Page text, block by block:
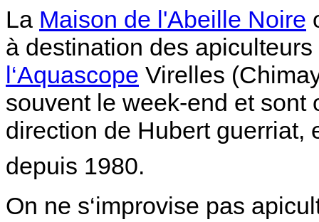
La Maison de l'Abeille Noire
à destination des
l‘Aquascope Virelles
souvent le week-end et sont
direction de Hubert guerriat,
depuis 1980.
On ne s‘improvise pas